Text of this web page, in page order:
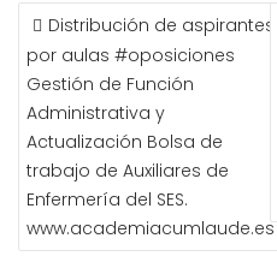
NAVEGACIÓN
DE
ENTRADAS
Distribución de aspirantes
por aulas #oposiciones
Gestión de Función
Administrativa y
Actualización Bolsa de
trabajo de Auxiliares de
Enfermería del SES.
www.academiacumlaude.es